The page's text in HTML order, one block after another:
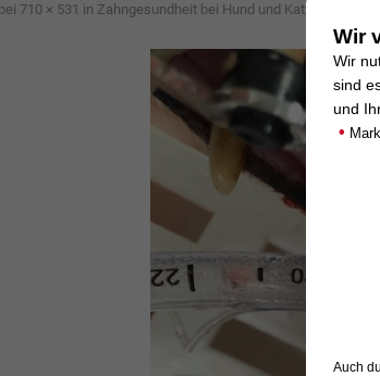
bei 710 × 531 in Zahngesundheit bei Hund und Katze
Wir
Wir
sind
und
•
Auch